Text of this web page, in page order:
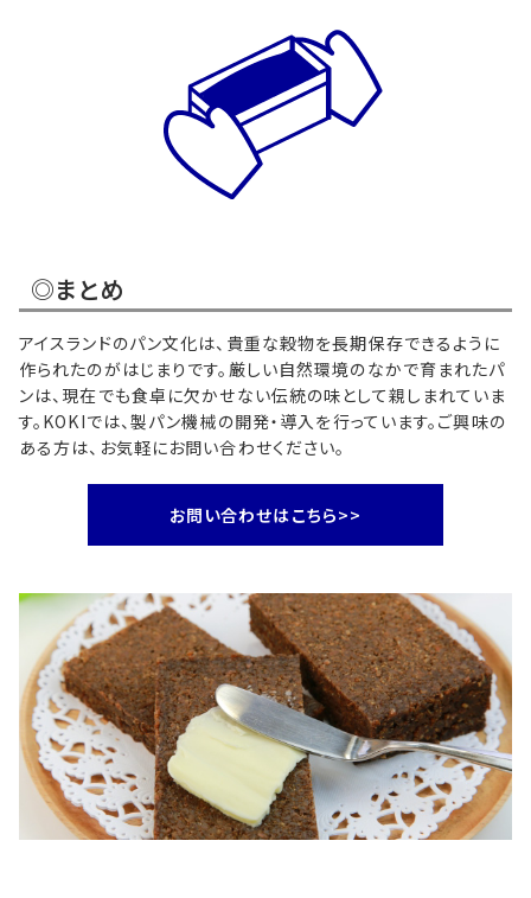
◎まとめ
アイスランドのパン文化は、貴重な穀物を長期保存できるように
作られたのがはじまりです。厳しい自然環境のなかで育まれたパ
ンは、現在でも食卓に欠かせない伝統の味として親しまれていま
す。KOKIでは、製パン機械の開発・導入を行っています。ご興味の
ある方は、お気軽にお問い合わせください。
お問い合わせはこちら>>